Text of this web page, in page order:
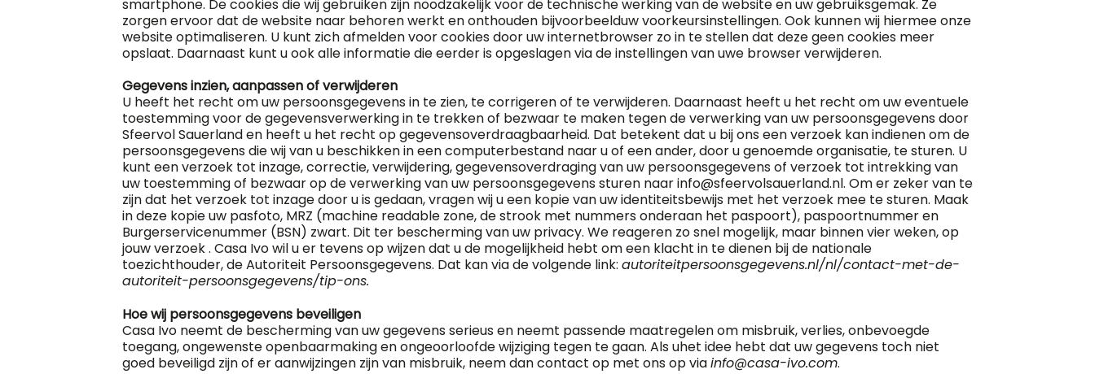
smartphone. De cookies die wij gebruiken zijn noodzakelijk voor de technische werking van de website en uw gebruiksgemak. Ze
zorgen ervoor dat de website naar behoren werkt en onthouden bijvoorbeelduw voorkeursinstellingen. Ook kunnen wij hiermee onze
website optimaliseren. U kunt zich afmelden voor cookies door uw internetbrowser zo in te stellen dat deze geen cookies meer
opslaat. Daarnaast kunt u ook alle informatie die eerder is opgeslagen via de instellingen van uwe browser verwijderen.
Gegevens inzien, aanpassen of verwijderen
U heeft het recht om uw persoonsgegevens in te zien, te corrigeren of te verwijderen. Daarnaast heeft u het recht om uw eventuele
toestemming voor de gegevensverwerking in te trekken of bezwaar te maken tegen de verwerking van uw persoonsgegevens door
Sfeervol Sauerland en heeft u het recht op gegevensoverdraagbaarheid. Dat betekent dat u bij ons een verzoek kan indienen om de
persoonsgegevens die wij van u beschikken in een computerbestand naar u of een ander, door u genoemde organisatie, te sturen. U
kunt een verzoek tot inzage, correctie, verwijdering, gegevensoverdraging van uw persoonsgegevens of verzoek tot intrekking van
uw toestemming of bezwaar op de verwerking van uw persoonsgegevens sturen naar info@sfeervolsauerland.nl. Om er zeker van te
zijn dat het verzoek tot inzage door u is gedaan, vragen wij u een kopie van uw identiteitsbewijs met het verzoek mee te sturen. Maak
in deze kopie uw pasfoto, MRZ (machine readable zone, de strook met nummers onderaan het paspoort), paspoortnummer en
Burgerservicenummer (BSN) zwart. Dit ter bescherming van uw privacy. We reageren zo snel mogelijk, maar binnen vier weken, op
jouw verzoek . Casa Ivo wil u er tevens op wijzen dat u de mogelijkheid hebt om een klacht in te dienen bij de nationale
toezichthouder, de Autoriteit Persoonsgegevens. Dat kan via de volgende link: autoriteitpersoonsgegevens.nl/nl/contact-met-de-
autoriteit-persoonsgegevens/tip-ons.
Hoe wij persoonsgegevens beveiligen
Casa Ivo neemt de bescherming van uw gegevens serieus en neemt passende maatregelen om misbruik, verlies, onbevoegde
toegang, ongewenste openbaarmaking en ongeoorloofde wijziging tegen te gaan. Als uhet idee hebt dat uw gegevens toch niet
goed beveiligd zijn of er aanwijzingen zijn van misbruik, neem dan contact op met ons op viainfo@casa-ivo.com.